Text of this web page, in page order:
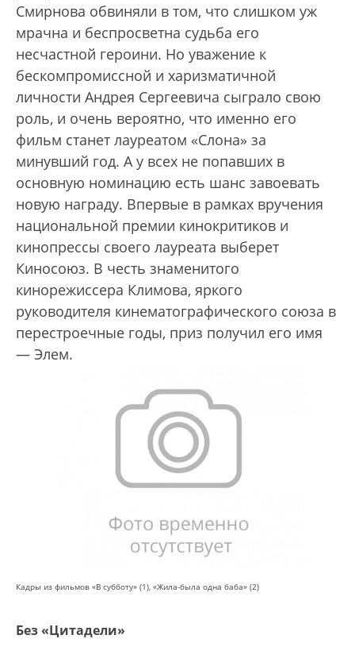
Смирнова обвиняли в том, что слишком уж
мрачна и беспросветна судьба его
несчастной героини. Но уважение к
бескомпромиссной и харизматичной
личности Андрея Сергеевича сыграло свою
роль, и очень вероятно, что именно его
фильм станет лауреатом «Слона» за
минувший год. А у всех не попавших в
основную номинацию есть шанс завоевать
новую награду. Впервые в рамках вручения
национальной премии кинокритиков и
кинопрессы своего лауреата выберет
Киносоюз. В честь знаменитого
кинорежиссера Климова, яркого
руководителя кинематографического союза в
перестроечные годы, приз получил его имя
— Элем.
Кадры из фильмов «В субботу» (1), «Жила-была одна баба» (2)
Без «Цитадели»